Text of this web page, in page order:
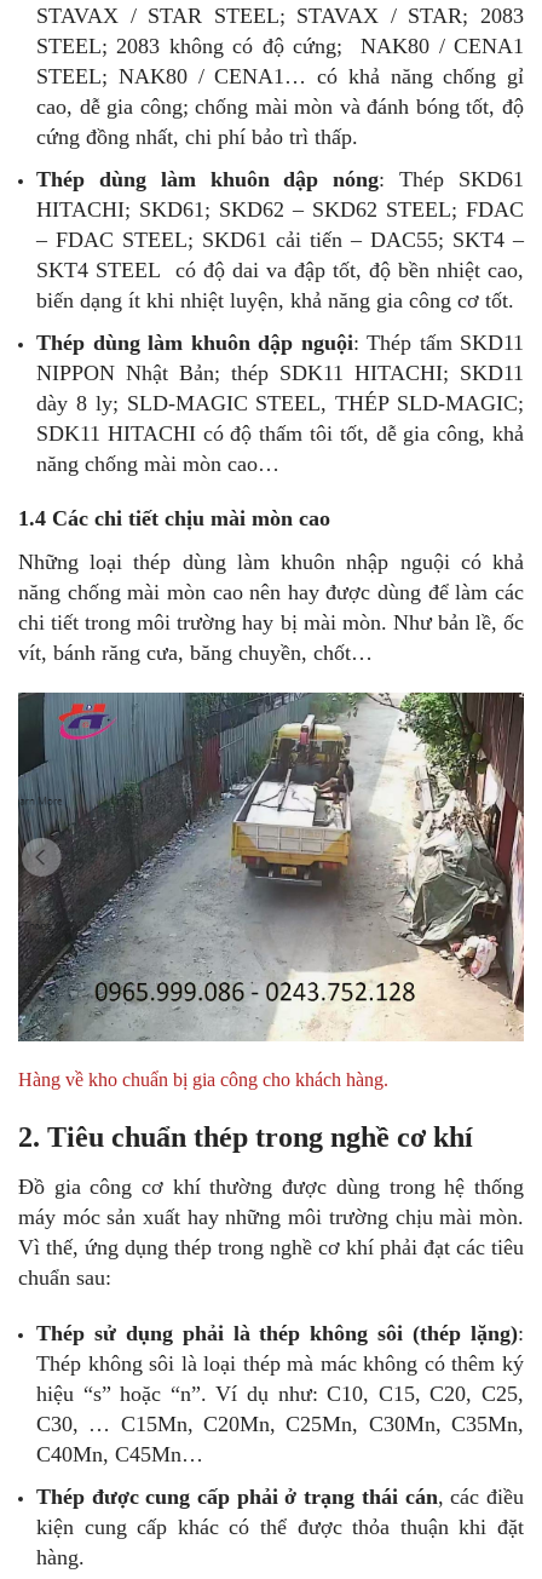
STAVAX / STAR STEEL; STAVAX / STAR; 2083
STEEL; 2083 không có độ cứng; NAK80 / CENA1
STEEL; NAK80 / CENA1… có khả năng chống gỉ
cao, dễ gia công; chống mài mòn và đánh bóng tốt, độ
cứng đồng nhất, chi phí bảo trì thấp.
Thép dùng làm khuôn dập nóng: Thép SKD61
HITACHI; SKD61; SKD62 – SKD62 STEEL; FDAC
– FDAC STEEL; SKD61 cải tiến – DAC55; SKT4 –
SKT4 STEEL có độ dai va đập tốt, độ bền nhiệt cao,
biến dạng ít khi nhiệt luyện, khả năng gia công cơ tốt.
Thép dùng làm khuôn dập nguội: Thép tấm SKD11
NIPPON Nhật Bản; thép SDK11 HITACHI; SKD11
dày 8 ly; SLD-MAGIC STEEL, THÉP SLD-MAGIC;
SDK11 HITACHI có độ thấm tôi tốt, dễ gia công, khả
năng chống mài mòn cao…
1.4 Các chi tiết chịu mài mòn cao
Những loại thép dùng làm khuôn nhập nguội có khả
năng chống mài mòn cao nên hay được dùng để làm các
chi tiết trong môi trường hay bị mài mòn. Như bản lề, ốc
vít, bánh răng cưa, băng chuyền, chốt…
Hàng về kho chuẩn bị gia công cho khách hàng.
2. Tiêu chuẩn thép trong nghề cơ khí
Đồ gia công cơ khí thường được dùng trong hệ thống
máy móc sản xuất hay những môi trường chịu mài mòn.
Vì thế, ứng dụng thép trong nghề cơ khí phải đạt các tiêu
chuẩn sau:
Thép sử dụng phải là thép không sôi (thép lặng):
Thép không sôi là loại thép mà mác không có thêm ký
hiệu “s” hoặc “n”. Ví dụ như: C10, C15, C20, C25,
C30, … C15Mn, C20Mn, C25Mn, C30Mn, C35Mn,
C40Mn, C45Mn…
Thép được cung cấp phải ở trạng thái cán, các điều
kiện cung cấp khác có thể được thỏa thuận khi đặt
hàng.